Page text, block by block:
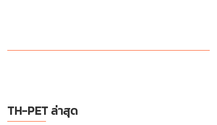
TH-PET ล่าสุด